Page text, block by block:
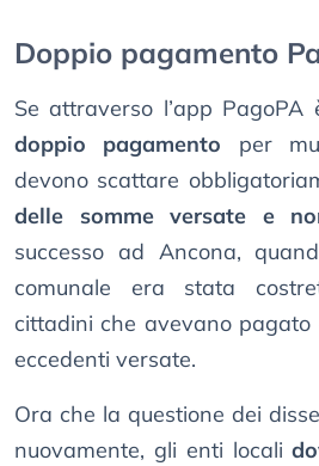
Doppio pagamento
Se attraverso l’app PagoPA
doppio pagamento per
devono scattare
delle somme versate e
successo ad Ancona,
comunale era stata
cittadini che avevano pagato
eccedenti versate.
Ora che la questione dei
nuovamente, gli enti locali